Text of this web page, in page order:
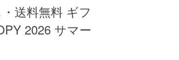
送料無料 ギフ
2026 サマー